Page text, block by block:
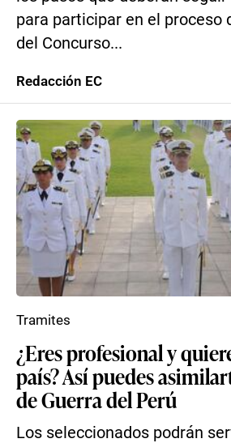
para participar en el proceso
del Concurso...
Redacción EC
¿Eres profesional y
país? Así puedes
de Guerra del Perú
Los seleccionados podrán
Tramites